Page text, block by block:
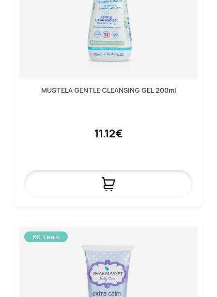
MUSTELA GENTLE CLEANSING GEL 200ml
11.12€
80 Teals